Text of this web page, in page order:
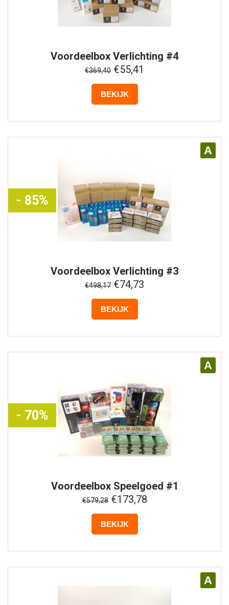
Voordeelbox Verlichting #4
€369,40 €55,41
BEKIJK
A
- 85%
Voordeelbox Verlichting #3
€498,17 €74,73
BEKIJK
A
- 70%
VoordeelboxSpeelgoed #1
€579,28€173,78
BEKIJK
A